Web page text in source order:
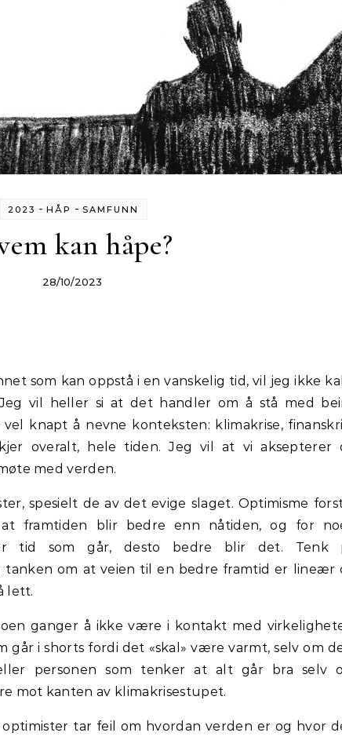
2023 - HÅP - SAMFUNN
kan håpe?
28/10/2023
som kan oppstå i en vanskelig tid, vil jeg ikke
Jeg vil heller si at det handler om å stå med
knapt å nevne konteksten: klimakrise,
overalt, hele tiden. Jeg vil at vi aksepterer
med verden.
spesielt de av det evige slaget. Optimisme
framtiden blir bedre enn nåtiden, og for
tid som går, desto bedre blir det. Tenk
tanken om at veien til en bedre framtid er lineær
lett.
ganger å ikke være i kontakt med
går i shorts fordi det «skal» være varmt, selv om
personen som tenker at alt går bra selv
mot kanten av klimakrisestupet.
tar feil om hvordan verden er og hvor